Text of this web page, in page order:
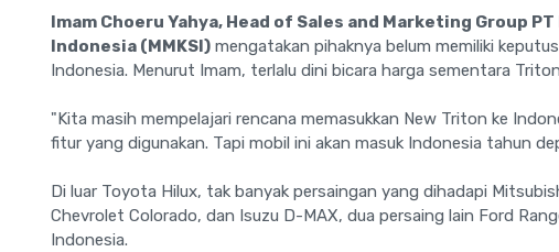
Imam Choeru Yahya, Head of Sales and Marketing Group
Indonesia (MMKSI) mengatakan pihaknya belum memiliki
Indonesia. Menurut Imam, terlalu dini bicara harga sementara
"Kita masih mempelajari rencana memasukkan New Triton ke
fitur yang digunakan. Tapi mobil ini akan masuk Indonesia tahun
Di luar Toyota Hilux, tak banyak persaingan yang dihadapi
Chevrolet Colorado, dan Isuzu D-MAX, dua persaing lain Ford
Indonesia.